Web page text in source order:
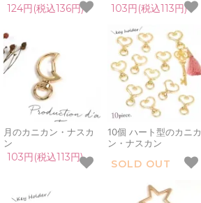
124円(税込136円) 103円(税込113円)
月のカニカン・ナスカ
ン
103円(税込113円)
10個 ハート型のカニカ
ン・ナスカン
SOLD OUT